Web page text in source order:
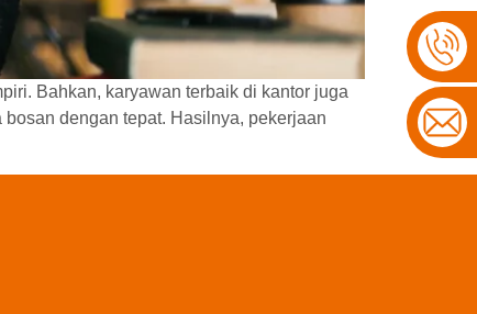
Bahkan, karyawan terbaik di kantor juga
dengan tepat. Hasilnya, pekerjaan